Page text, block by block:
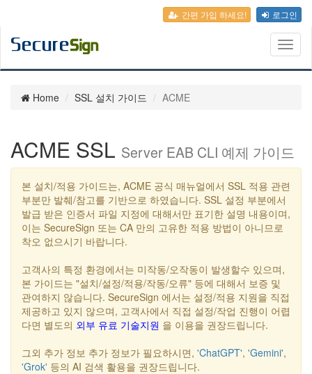
간편 가입 하세요! 로그인
Home SSL 설치 가이드 ACME
ACME SSL Server EAB CLI 예제 가이드
본 설치/적용 가이드는, ACME 공식 매뉴얼에서 SSL 적용 관련
부분만 발췌/참고를 기반으로 하였습니다. SSL 설정 부분에서
발급 받은 인증서 파일 지정에 대해서만 표기한 설명 내용이며,
이는 SecureSign 또는 CA 만의 고유한 적용 방법이 아니므로
착오 없으시기 바랍니다.
고객사의 특정 환경에서는 미작동/오작동이 발생할수 있으며,
본 가이드는 "설치/설정/적용/작동/오류" 등에 대해서 보증 및
관여하지 않습니다. SecureSign 에서는 설정/적용 지원을 직접
제공하고 있지 않으며, 고객사에서 직접 설정/작업 진행이 어렵
다면 별도의 외부 유료 기술지원 을 이용을 권장드립니다.
그외 추가 정보 추가 정보가 필요하시면, 'ChatGPT', 'Gemini',
'Grok' 등의 AI 검색 활용을 권장드립니다.